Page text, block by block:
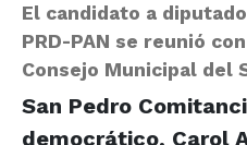
El candidato a
PRD-PAN se reunió
Consejo Municipal del
San Pedro
democrático, Carol